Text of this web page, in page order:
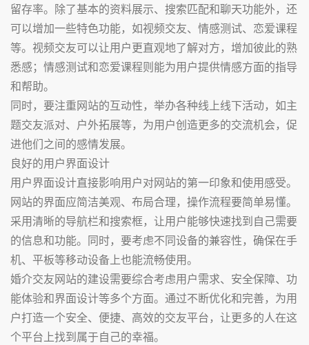
留存率。除了基本的资料展示、搜索匹配和聊天功能外，还
可以增加一些特色功能，如视频交友、情感测试、恋爱课程
等。视频交友可以让用户更直观地了解对方，增加彼此的熟
悉感；情感测试和恋爱课程则能为用户提供情感方面的指导
和帮助。
同时，要注重网站的互动性，举办各种线上线下活动，如主
题交友派对、户外拓展等，为用户创造更多的交流机会，促
进他们之间的感情发展。
良好的用户界面设计
用户界面设计直接影响用户对网站的第一印象和使用感受。
网站的界面应简洁美观、布局合理，操作流程要简单易懂。
采用清晰的导航栏和搜索框，让用户能够快速找到自己需要
的信息和功能。同时，要考虑不同设备的兼容性，确保在手
机、平板等移动设备上也能流畅使用。
婚介交友网站的建设需要综合考虑用户需求、安全保障、功
能体验和界面设计等多个方面。通过不断优化和完善，为用
户打造一个安全、便捷、高效的交友平台，让更多的人在这
个平台上找到属于自己的幸福。